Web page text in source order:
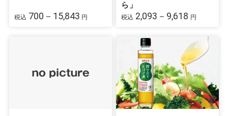
税込 700－15,843 円
ら」
税込 2,093－9,618 円